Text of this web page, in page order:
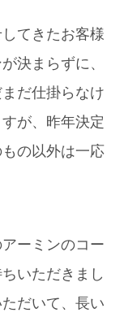
てきたお客様
決まらずに、
だ仕掛らなけ
が、昨年決定
の以外は一応
ーミンのコー
いただきまし
だいて、長い